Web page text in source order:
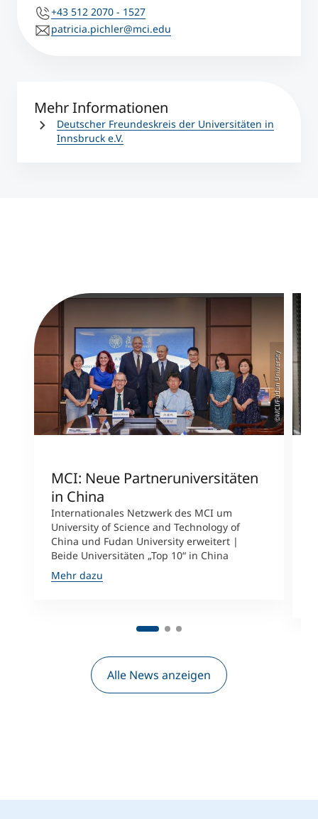
+43 512 2070 - 1527
patricia.pichler@mci.edu
Mehr Informationen
Deutscher Freundeskreis der Universitäten in
Innsbruck e.V.
©MCI/Fudan University
MCI: Neue Partneruniversitäten
in China
Internationales Netzwerk des MCI um
University of Science and Technology of
China und Fudan University erweitert |
Beide Universitäten „Top 10“ in China
Mehr dazu
Alle News anzeigen